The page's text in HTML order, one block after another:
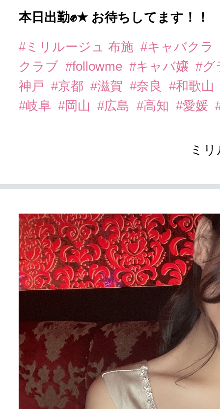
本日出勤✊★ お待ちしてます！！
#ミリルージュ 布施 #キャバクラ
クラブ #followme #キャバ嬢 #グ
神戸 #京都 #滋賀 #奈良
#和歌山
#岐阜 #岡山 #広島 #高知 #愛媛
ミ